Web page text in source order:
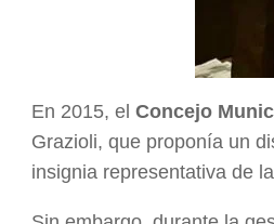
En 2015, el Concejo
Grazioli, que proponía un
insignia representativa de